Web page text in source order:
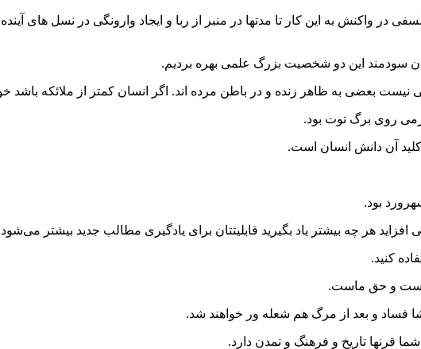
سودمند این دو شخصیت بزرگ علمی بهره بردیم.
نیست بعضی به ظاهر زنده و در باطن مرده اند. اگر انسان کمتر از ملائکه
روی برگ توت بود.
آن دانش انسان است.
بود.
هر چه بیشتر یاد بگیرید قابلیتتان برای یادگیری مطالب جدید بیشتر
کنید.
نیست و حق ماست.
فساد و بعد از مرگ هم شعله ور خواهند شد.
قرنها تاریخ و فرهنگ و تمدن دارد.